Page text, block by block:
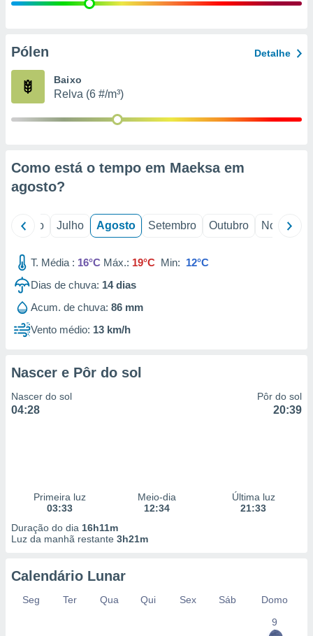
e
de
Pólen Detalhe
Baixo
Relva (6 #/m³)
Como está o tempo em Maeksa em
agosto?
Junho Julho Agosto Setembro Outubro Novembro
T. Média : 16°C Máx.: 19°C Min: 12°C
Dias de chuva: 14dias
Acum. de chuva: 86 mm
Vento médio: 13 km/h
Nascer e Pôr do sol
Nascer do sol
04:28
Pôr do sol
20:39
Primeira luz
03:33
Meio-dia
12:34
Última luz
21:33
Duração do dia 16h11m
Luz da manhã restante 3h21m
Calendário Lunar
Seg Ter Qua Qui Sex Sáb
Domo
9